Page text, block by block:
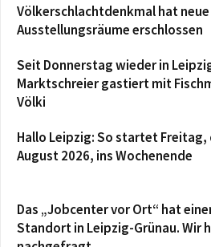
Völkerschlachtdenkmal hat neue
Ausstellungsräume erschlossen
Seit Donnerstag wieder in
Marktschreier gastiert mit
Völki
Hallo Leipzig: So startet Freitag,
August 2026, ins Wochenende
Das „Jobcenter vor Ort“ hat
Standort in Leipzig-Grünau. Wir